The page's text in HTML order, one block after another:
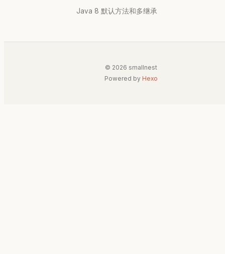
Java 8 默认方法和多继承
© 2026 smallnest
Powered by Hexo